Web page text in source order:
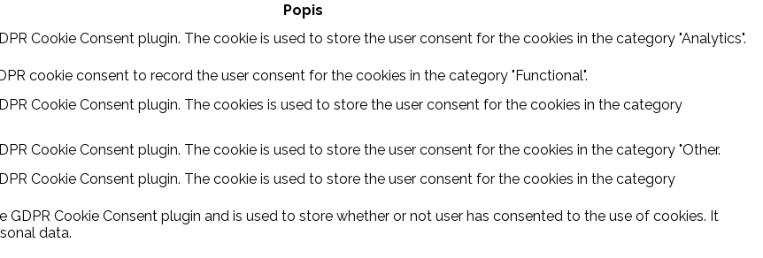
Popis
Cookie Consent plugin. The cookie is used to store the user consent for the cookies in the category "Analytics".
cookie consent to record the user consent for the cookies in the category "Functional".
Cookie Consent plugin. The cookies is used to store the user consent for the cookies in the category
Cookie Consent plugin. The cookie is used to store the user consent for the cookies in the category "Other.
Cookie Consent plugin. The cookie is used to store the user consent for the cookies in the category
GDPR Cookie Consent plugin and is used to store whether or not user has consented to the use of cookies. It
data.